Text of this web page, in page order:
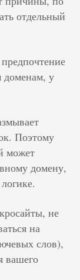
отдельный
доменам, у
Поэтому
может
домену,
не
на
слов),
вашего